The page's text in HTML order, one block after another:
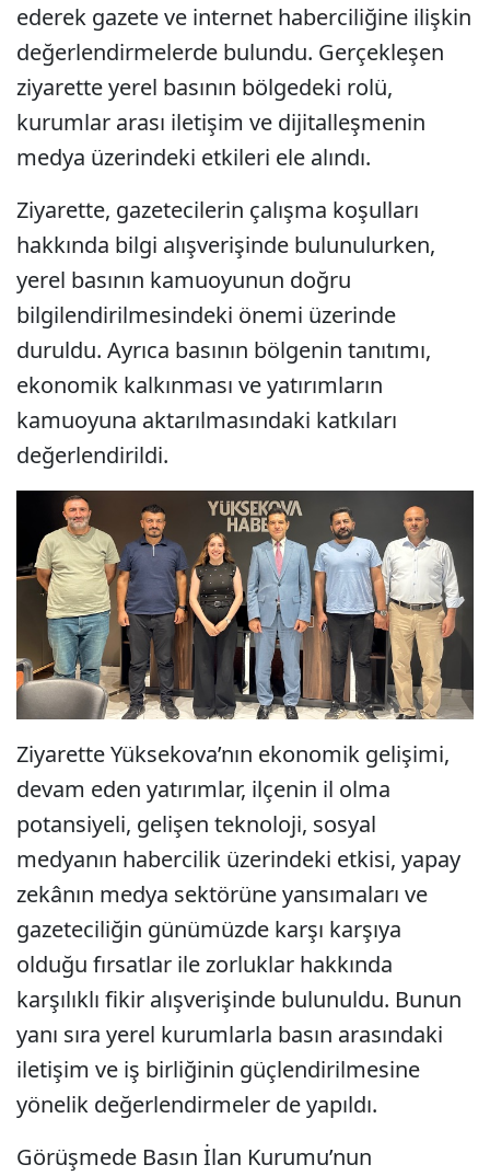
ederek gazete ve internet haberciliğine ilişkin
değerlendirmelerde bulundu. Gerçekleşen
ziyarette yerel basının bölgedeki rolü,
kurumlar arası iletişim ve dijitalleşmenin
medya üzerindeki etkileri ele alındı.
Ziyarette, gazetecilerin çalışma koşulları
hakkında bilgi alışverişinde bulunulurken,
yerel basının kamuoyunun doğru
bilgilendirilmesindeki önemi üzerinde
duruldu. Ayrıca basının bölgenin tanıtımı,
ekonomik kalkınması ve yatırımların
kamuoyuna aktarılmasındaki katkıları
değerlendirildi.
Ziyarette Yüksekova’nın ekonomik gelişimi,
devam eden yatırımlar, ilçenin il olma
potansiyeli, gelişen teknoloji, sosyal
medyanın habercilik üzerindeki etkisi, yapay
zekânın medya sektörüne yansımaları ve
gazeteciliğin günümüzde karşı karşıya
olduğu fırsatlar ile zorluklar hakkında
karşılıklı fikir alışverişinde bulunuldu. Bunun
yanı sıra yerel kurumlarla basın arasındaki
iletişim ve iş birliğinin güçlendirilmesine
yönelik değerlendirmeler de yapıldı.
Görüşmede Basın İlan Kurumu’nun